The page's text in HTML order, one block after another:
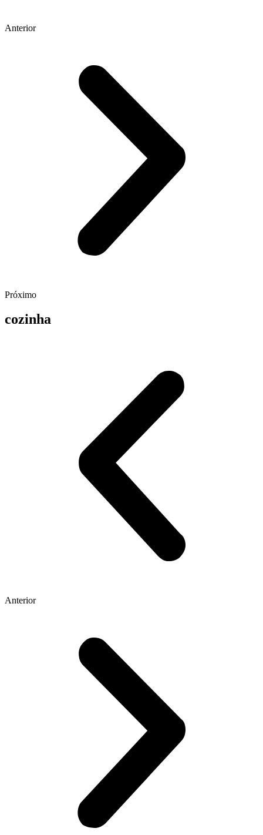
Anterior
Próximo
cozinha
Anterior